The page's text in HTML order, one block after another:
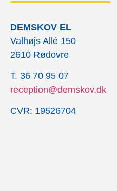
DEMSKOV EL
Valhøjs Allé 150
2610 Rødovre
T. 36 70 95 07
reception@demskov.dk
CVR: 19526704